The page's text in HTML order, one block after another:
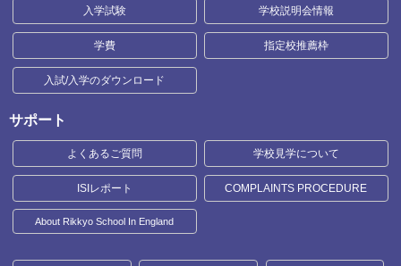
入学試験 学校説明会情報
学費 指定校推薦枠
入試/入学のダウンロード
サポート
よくあるご質問 学校見学について
ISIレポート COMPLAINTS PROCEDURE
About Rikkyo School In England